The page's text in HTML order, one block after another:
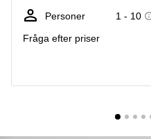
kontor
Vasastan
Malmö
Personer
1 - 10
Fråga efter priser